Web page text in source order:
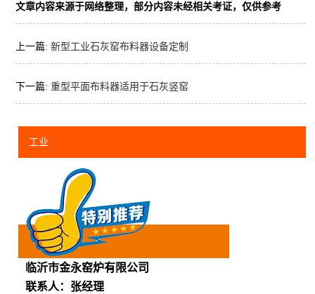
文章内容来源于网络整理，部分内容未经相关考证，仅供参考
上一篇: 新型工业石灰窑布料器设备定制
下一篇: 重型平面布料器适用于石灰竖窑
工业
临沂市金永窑炉有限公司
联系人：张经理